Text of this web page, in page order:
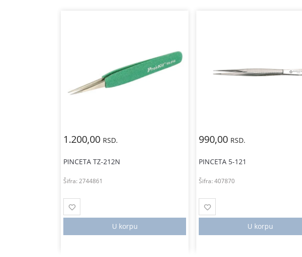
1.200,00 RSD.
PINCETA TZ-212N
Šifra:2744861
U korpu
990,00 RSD.
PINCETA 5-121
Šifra:407870
U korpu